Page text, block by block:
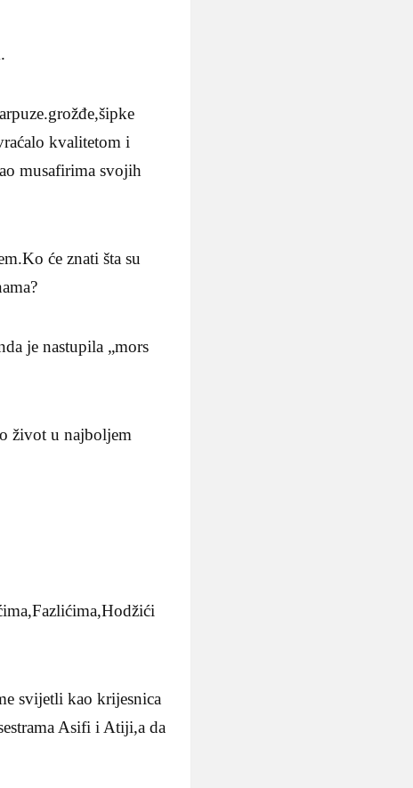
kvalitetom i
musafirima svojih
će znati šta su
je nastupila „mors
život u najboljem
svijetli kao krijesnica
Asifi i Atiji,a da